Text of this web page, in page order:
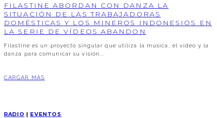
FILASTINE ABORDAN CON DANZA LA
SITUACIÓN DE LAS TRABAJADORAS
DOMÉSTICAS Y LOS MINEROS INDONESIOS EN
LA SERIE DE VÍDEOS ABANDON
Filastine es un proyecto singular que utiliza la música, el vídeo y la
danza para comunicar su visión
CARGAR MÁS
RADIO | EVENTOS